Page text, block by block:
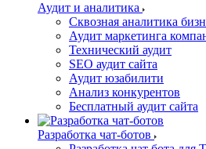
Аудит и аналитика
Сквозная аналитика
Аудит маркетинга
Технический аудит
SEO аудит сайта
Аудит юзабилити
Анализ конкурентов
Бесплатный аудит сайта
Разработка чат-ботов